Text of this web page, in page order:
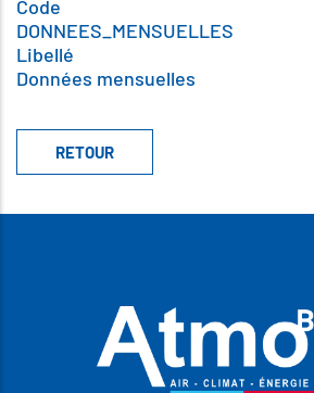
Code
DONNEES_MENSUELLES
Libellé
Données mensuelles